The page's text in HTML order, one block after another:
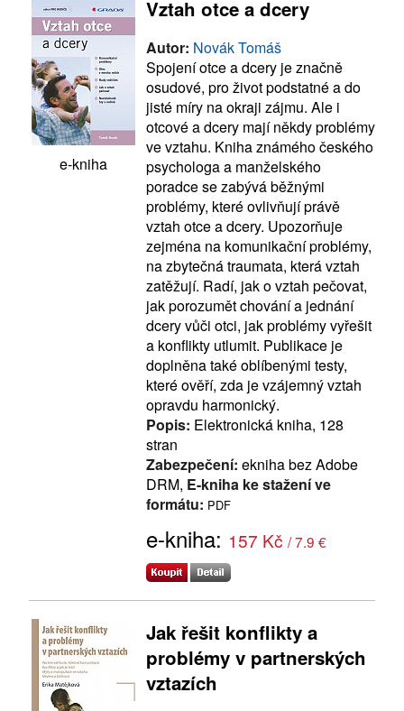
e-kniha
Vztah otce a dcery
Autor: Novák Tomáš
Spojení otce a dcery je značně
osudové, pro život podstatné a do
jisté míry na okraji zájmu. Ale i
otcové a dcery mají někdy problémy
ve vztahu. Kniha známého českého
psychologa a manželského
poradce se zabývá běžnými
problémy, které ovlivňují právě
vztah otce a dcery. Upozorňuje
zejména na komunikační problémy,
na zbytečná traumata, která vztah
zatěžují. Radí, jak o vztah pečovat,
jak porozumět chování a jednání
dcery vůči otci, jak problémy vyřešit
a konflikty utlumit. Publikace je
doplněna také oblíbenými testy,
které ověří, zda je vzájemný vztah
opravdu harmonický.
Popis: Elektronická kniha, 128
stran
Zabezpečení: ekniha bez Adobe
DRM, E-kniha ke stažení ve
formátu: PDF
e-kniha: 157 Kč / 7.9 €
Jak řešit konflikty a
problémy v partnerských
vztazích